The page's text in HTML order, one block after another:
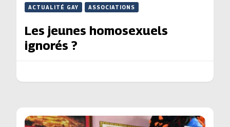
ACTUALITÉ GAY ASSOCIATIONS
Les jeunes homosexuels
ignorés ?